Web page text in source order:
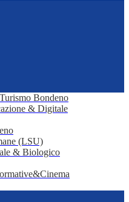
Bondeno
& Digitale
(LSU)
& Biologico